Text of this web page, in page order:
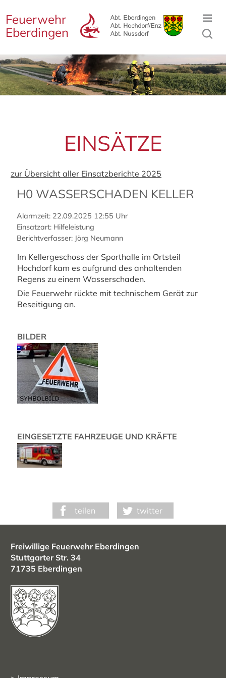
Feuerwehr
Eberdingen
EINSÄTZE
zur Übersicht aller Einsatzberichte 2025
H0 WASSERSCHADEN KELLER
Alarmzeit: 22.09.2025 12:55 Uhr
Einsatzart: Hilfeleistung
Berichtverfasser: Jörg Neumann
Im Kellergeschoss der Sporthalle im Ortsteil
Hochdorf kam es aufgrund des anhaltenden
Regens zu einem Wasserschaden.
Die Feuerwehr rückte mit technischem Gerät zur
Beseitigung an.
BILDER
EINGESETZTE FAHRZEUGE UND KRÄFTE
teilen twitter
Freiwillige Feuerwehr Eberdingen
Stuttgarter Str. 34
71735 Eberdingen